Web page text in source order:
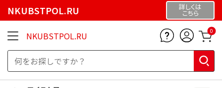
NKUBSTPOL.RU 詳しくは
こちら
NKUBSTPOL.RU 0